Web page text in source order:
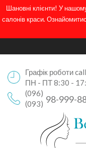
Шановні клієнти! У
салонів краси.
Графік роботи
ПН - ПТ 8:30 -
(096)
98-999-
(093)